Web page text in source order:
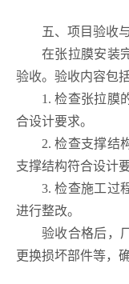
五、项目验收
在张拉膜安装
验收。验收内容包括
1. 检查张拉膜
合设计要求。
2. 检查支撑结
支撑结构符合设计要
3. 检查施工过
进行整改。
验收合格后，
更换损坏部件等，